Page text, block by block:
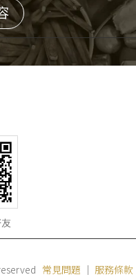
常見問題 ｜ 服務條款